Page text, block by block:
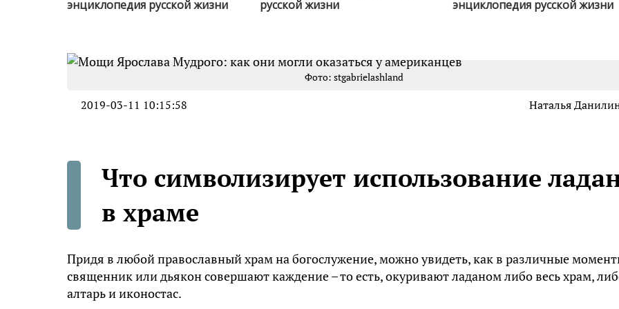
энциклопедия русской жизни
русской жизни
энциклопедия русской жизни
Фото: stgabrielashland
2019-03-11 10:15:58 Наталья
Что символизирует использование
в храме
Придя в любой православный храм на богослужение, можно увидеть, как в различные
священник или дьякон совершают каждение – то есть, окуривают ладаном либо весь храм,
алтарь и иконостас.